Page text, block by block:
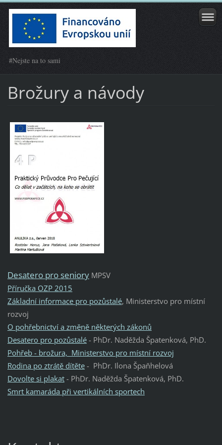
#Nejste na to sami
Brožury a návody
Desatero pro senioryMPSV
Příručka OZP 2015
Základní informace pro pozůstalé, Ministerstvo pro místní
rozvoj
O pohřebnictví a změně některých zákonů
Desatero pro pozůstalé- PhDr. Naděžda Špatenková, PhD.
Pohřeb - brožura, Ministerstvo pro místní rozvoj
Rodina po ztrátě dítěte- PhDr. Ilona Špaňhelová
Dovolte si plakat- PhDr. Naděžda Špatenková, PhD.
Smrt kamaráda při vertikálních sportech